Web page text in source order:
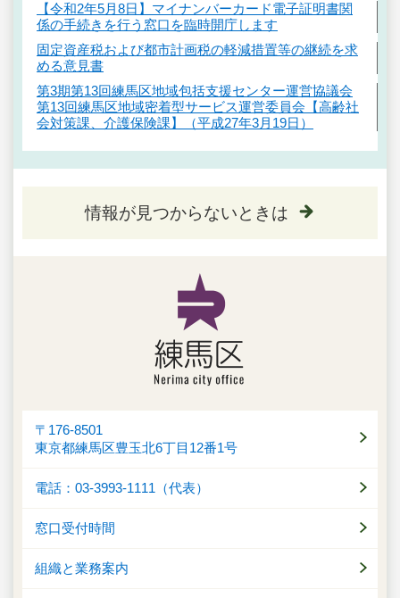
【令和2年5月8日】マイナンバーカード電子証明書関
係の手続きを行う窓口を臨時開庁します
固定資産税および都市計画税の軽減措置等の継続を求
める意見書
第3期第13回練馬区地域包括支援センター運営協議会
第13回練馬区地域密着型サービス運営委員会【高齢社
会対策課、介護保険課】（平成27年3月19日）
情報が見つからないときは
〒176-8501
東京都練馬区豊玉北6丁目12番1号
電話：03-3993-1111（代表）
窓口受付時間
組織と業務案内